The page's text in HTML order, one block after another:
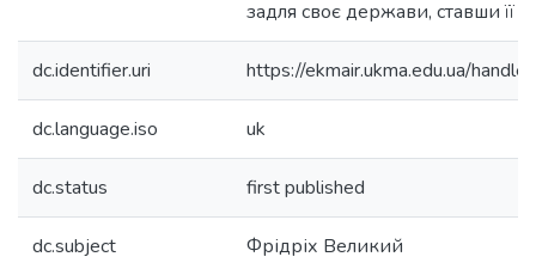
задля своє держави, ставши її
dc.identifier.uri https://ekmair.ukma.edu.ua/
dc.language.iso uk
dc.status first published
dc.subject Фрідріх Великий